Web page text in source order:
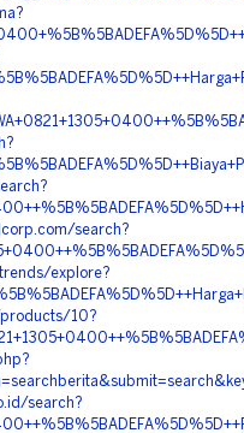
search?
explore?
10?
search?